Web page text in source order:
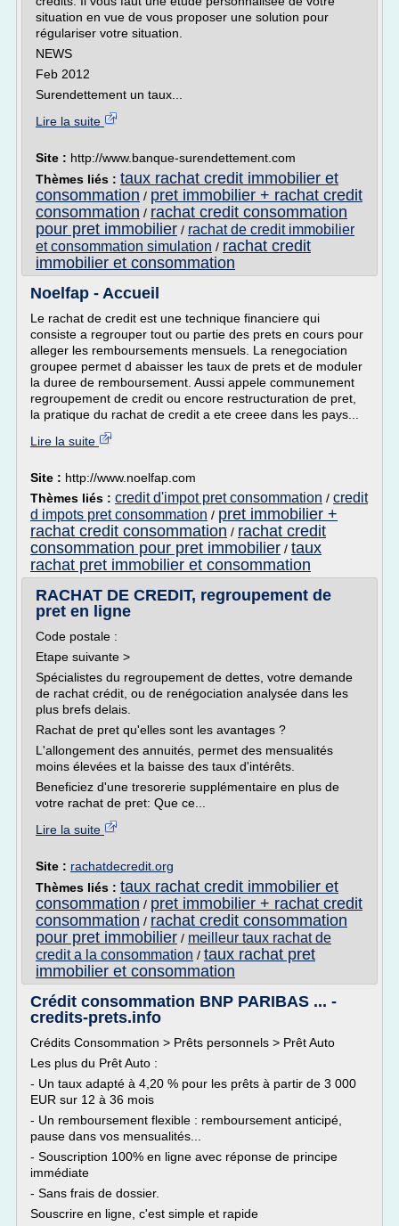
situation en vue de vous proposer une solution pour
régulariser votre situation.
NEWS
Feb 2012
Surendettement un taux...
Lire la suite
Site : http://www.banque-surendettement.com
Thèmes liés : taux rachat credit immobilier et
consommation / pret immobilier + rachat credit
consommation / rachat credit consommation
pour pret immobilier / rachat de credit immobilier
et consommation simulation / rachat credit
immobilier et consommation
Noelfap - Accueil
Le rachat de credit est une technique financiere qui
consiste a regrouper tout ou partie des prets en cours pour
alleger les remboursements mensuels. La renegociation
groupee permet d abaisser les taux de prets et de moduler
la duree de remboursement. Aussi appele communement
regroupement de credit ou encore restructuration de pret,
la pratique du rachat de credit a ete creee dans les pays...
Lire la suite
Site : http://www.noelfap.com
Thèmes liés : credit d'impot pret consommation / credit
d impots pret consommation / pret immobilier +
rachat credit consommation / rachat credit
consommation pour pret immobilier / taux
rachat pret immobilier et consommation
RACHAT DE CREDIT, regroupement de
pret en ligne
Code postale :
Etape suivante >
Spécialistes du regroupement de dettes, votre demande
de rachat crédit, ou de renégociation analysée dans les
plus brefs delais.
Rachat de pret qu'elles sont les avantages ?
L'allongement des annuités, permet des mensualités
moins élevées et la baisse des taux d'intérêts.
Beneficiez d'une tresorerie supplémentaire en plus de
votre rachat de pret: Que ce...
Lire la suite
Site : rachatdecredit.org
Thèmes liés : taux rachat credit immobilier et
consommation / pret immobilier + rachat credit
consommation / rachat credit consommation
pour pret immobilier / meilleur taux rachat de
credit a la consommation / taux rachat pret
immobilier et consommation
Crédit consommation BNP PARIBAS ... -
credits-prets.info
Crédits Consommation > Prêts personnels > Prêt Auto
Les plus du Prêt Auto :
- Un taux adapté à 4,20 % pour les prêts à partir de 3 000
EUR sur 12 à 36 mois
- Un remboursement flexible : remboursement anticipé,
pause dans vos mensualités...
- Souscription 100% en ligne avec réponse de principe
immédiate
- Sans frais de dossier.
Souscrire en ligne, c'est simple et rapide